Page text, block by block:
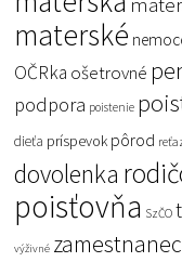
materské
OČRka ošetrovné
podpora poistenie
dieťa príspevok pôrod
dovolenka
poisťovňa SzČO
výživné zamestnanec